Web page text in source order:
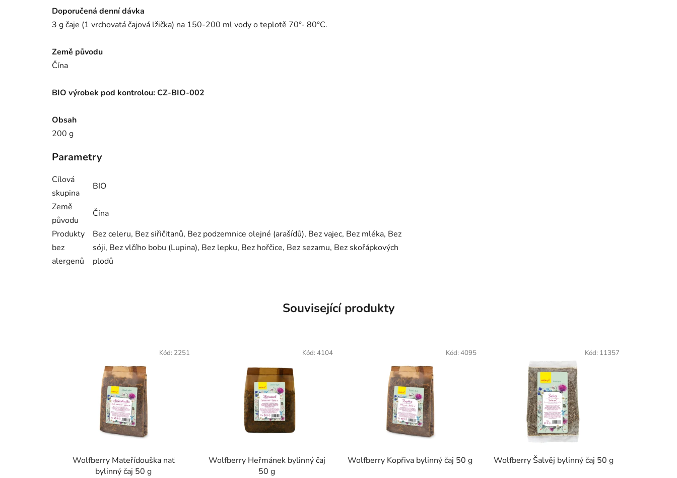
Doporučená denní dávka
3 g čaje (1 vrchovatá čajová lžička) na 150-200 ml vody o teplotě 70°- 80°C.
Země původu
Čína
BIO výrobek pod kontrolou: CZ-BIO-002
Obsah
200 g
Parametry
Cílová
skupina
BIO
Země
původu
Čína
Produkty
bez
alergenů
Bez celeru, Bez siřičitanů, Bez podzemnice olejné (arašídů), Bez vajec, Bez mléka, Bez
sóji, Bez vlčího bobu (Lupina), Bez lepku, Bez hořčice, Bez sezamu, Bez skořápkových
plodů
Související produkty
Wolfberry Mateřídouška nať
bylinný čaj 50 g
Kód: 2251
Wolfberry Heřmánek bylinný čaj
50 g
Kód: 4104
Wolfberry Kopřiva bylinný čaj 50 g
Kód: 4095
Wolfberry Šalvěj bylinný čaj 50 g
Kód: 11357